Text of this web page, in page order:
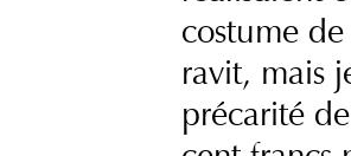
costume
ravit, mais
précarité